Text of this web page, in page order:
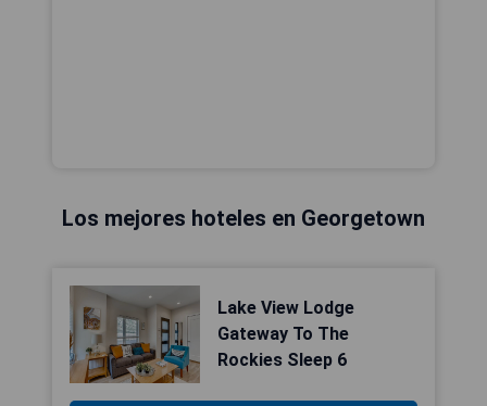
Los mejores hoteles en Georgetown
Lake View Lodge
Gateway To The
Rockies Sleep 6